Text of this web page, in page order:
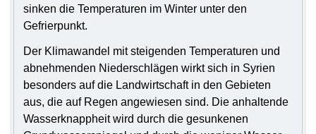
sinken die Temperaturen im Winter unter den
Gefrierpunkt.
Der Klimawandel mit steigenden Temperaturen und
abnehmenden Niederschlägen wirkt sich in Syrien
besonders auf die Landwirtschaft in den Gebieten
aus, die auf Regen angewiesen sind. Die anhaltende
Wasserknappheit wird durch die gesunkenen